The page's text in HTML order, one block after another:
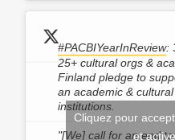
#PACBIYearInReview:
25+ cultural orgs &
Finland pledge to
an academic &
institutions.
"[We] call for an end
Cliquez pour
et